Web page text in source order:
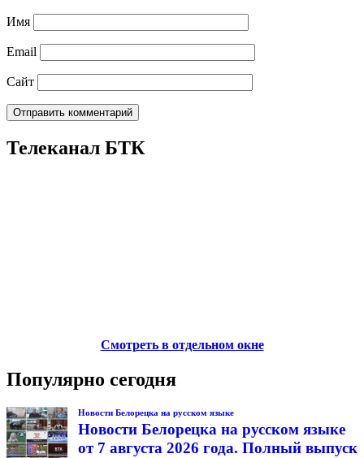
Имя
Email
Сайт
Телеканал БТК
Смотреть в отдельном окне
Популярно сегодня
Новости Белорецка на русском языке
Новости Белорецка на русском языке
от 7 августа 2026 года. Полный выпуск